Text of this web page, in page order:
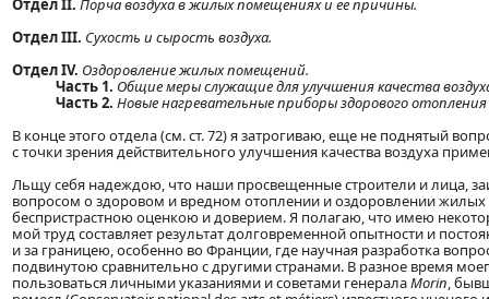
Отдел II. Порча воздуха в жилых помещениях и ее причины.
Отдел III. Сухость и сырость воздуха.
Отдел IV. Оздоровление жилых помещений.
Часть 1. Общие меры служащие для улучшения качества
Часть 2. Новые нагревательные приборы здорового
В конце этого отдела (см. ст. 72) я затрогиваю, еще не поднятый
с точки зрения действительного улучшения качества воздуха
Льщу себя надеждою, что наши просвещенные строители и лица,
вопросом о здоровом и вредном отоплении и оздоровлении
беспристрастною оценкою и доверием. Я полагаю, что имею
мой труд составляет результат долговременной опытности и
и за границею, особенно во Франции, где научная разработка
подвинутою сравнительно с другими странами. В разное время
пользоваться личными указаниями и советами генералаMorin,